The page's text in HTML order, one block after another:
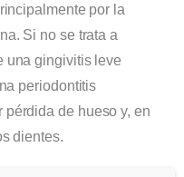
por la
Si no se trata a
una gingivitis leve
periodontitis
de hueso y, en
dientes.